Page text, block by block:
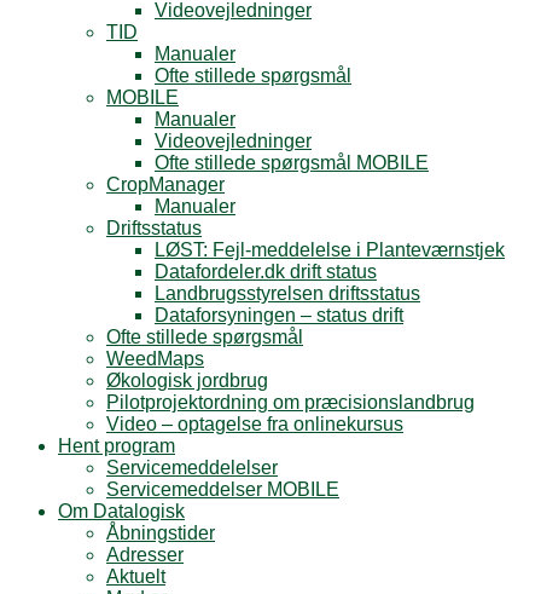
Videovejledninger
TID
Manualer
Ofte stillede spørgsmål
MOBILE
Manualer
Videovejledninger
Ofte stillede spørgsmål MOBILE
CropManager
Manualer
Driftsstatus
LØST: Fejl-meddelelse i Planteværnstjek
Datafordeler.dk drift status
Landbrugsstyrelsen driftsstatus
Dataforsyningen – status drift
Ofte stillede spørgsmål
WeedMaps
Økologisk jordbrug
Pilotprojektordning om præcisionslandbrug
Video – optagelse fra onlinekursus
Hent program
Servicemeddelelser
Servicemeddelser MOBILE
Om Datalogisk
Åbningstider
Adresser
Aktuelt